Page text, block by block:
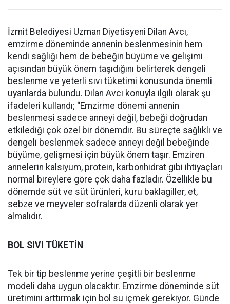
İzmit Belediyesi Uzman Diyetisyeni Dilan Avcı,
emzirme döneminde annenin beslenmesinin hem
kendi sağlığı hem de bebeğin büyüme ve gelişimi
açısından büyük önem taşıdığını belirterek dengeli
beslenme ve yeterli sıvı tüketimi konusunda önemli
uyarılarda bulundu. Dilan Avcı konuyla ilgili olarak şu
ifadeleri kullandı; “Emzirme dönemi annenin
beslenmesi sadece anneyi değil, bebeği doğrudan
etkilediği çok özel bir dönemdir. Bu süreçte sağlıklı ve
dengeli beslenmek sadece anneyi değil bebeğinde
büyüme, gelişmesi için büyük önem taşır. Emziren
annelerin kalsiyum, protein, karbonhidrat gibi ihtiyaçları
normal bireylere göre çok daha fazladır. Özellikle bu
dönemde süt ve süt ürünleri, kuru baklagiller, et,
sebze ve meyveler sofralarda düzenli olarak yer
almalıdır.
BOL SIVI TÜKETİN
Tek bir tip beslenme yerine çeşitli bir beslenme
modeli daha uygun olacaktır. Emzirme döneminde süt
üretimini arttırmak için bol su içmek gerekiyor. Günde